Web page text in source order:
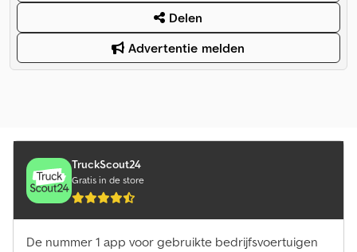
Delen
Advertentie melden
TruckScout24
Gratis in de store
De nummer 1 app voor gebruikte bedrijfsvoertuigen